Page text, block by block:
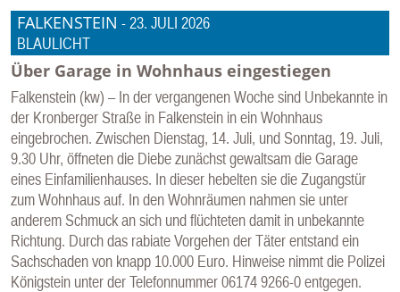
FALKENSTEIN -23. JULI 2026
BLAULICHT
Über Garage in Wohnhaus eingestiegen
Falkenstein (kw) – In der vergangenen Woche sind Unbekannte in
der Kronberger Straße in Falkenstein in ein Wohnhaus
eingebrochen. Zwischen Dienstag, 14. Juli, und Sonntag, 19. Juli,
9.30 Uhr, öffneten die Diebe zunächst gewaltsam die Garage
eines Einfamilienhauses. In dieser hebelten sie die Zugangstür
zum Wohnhaus auf. In den Wohnräumen nahmen sie unter
anderem Schmuck an sich und flüchteten damit in unbekannte
Richtung. Durch das rabiate Vorgehen der Täter entstand ein
Sachschaden von knapp 10.000 Euro. Hinweise nimmt die Polizei
Königstein unter der Telefonnummer 06174 9266-0 entgegen.